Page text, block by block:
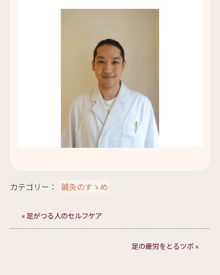
カテゴリー： 鍼灸のすゝめ
« 足がつる人のセルフケア
足の疲労をとるツボ »